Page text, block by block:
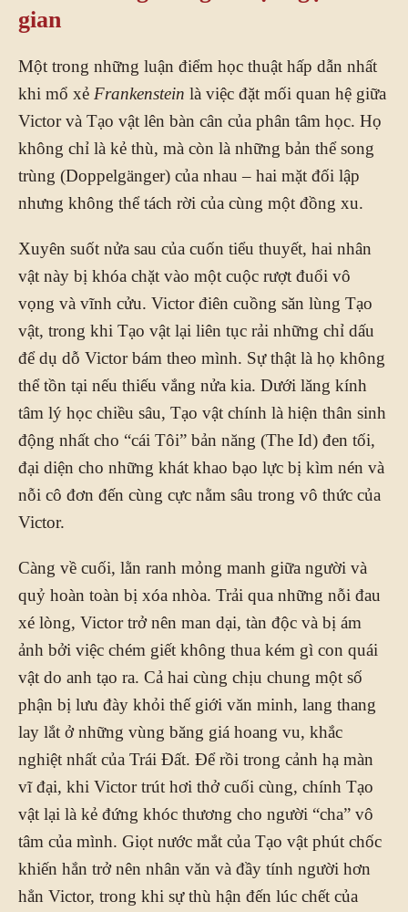
gian
Một trong những luận điểm học thuật hấp dẫn nhất
khi mổ xẻ Frankenstein là việc đặt mối quan hệ giữa
Victor và Tạo vật lên bàn cân của phân tâm học. Họ
không chỉ là kẻ thù, mà còn là những bản thể song
trùng (Doppelgänger) của nhau – hai mặt đối lập
nhưng không thể tách rời của cùng một đồng xu.
Xuyên suốt nửa sau của cuốn tiểu thuyết, hai nhân
vật này bị khóa chặt vào một cuộc rượt đuổi vô
vọng và vĩnh cửu. Victor điên cuồng săn lùng Tạo
vật, trong khi Tạo vật lại liên tục rải những chỉ dấu
để dụ dỗ Victor bám theo mình. Sự thật là họ không
thể tồn tại nếu thiếu vắng nửa kia. Dưới lăng kính
tâm lý học chiều sâu, Tạo vật chính là hiện thân sinh
động nhất cho “cái Tôi” bản năng (The Id) đen tối,
đại diện cho những khát khao bạo lực bị kìm nén và
nỗi cô đơn đến cùng cực nằm sâu trong vô thức của
Victor.
Càng về cuối, lằn ranh mỏng manh giữa người và
quỷ hoàn toàn bị xóa nhòa. Trải qua những nỗi đau
xé lòng, Victor trở nên man dại, tàn độc và bị ám
ảnh bởi việc chém giết không thua kém gì con quái
vật do anh tạo ra. Cả hai cùng chịu chung một số
phận bị lưu đày khỏi thế giới văn minh, lang thang
lay lắt ở những vùng băng giá hoang vu, khắc
nghiệt nhất của Trái Đất. Để rồi trong cảnh hạ màn
vĩ đại, khi Victor trút hơi thở cuối cùng, chính Tạo
vật lại là kẻ đứng khóc thương cho người “cha” vô
tâm của mình. Giọt nước mắt của Tạo vật phút chốc
khiến hắn trở nên nhân văn và đầy tính người hơn
hẳn Victor, trong khi sự thù hận đến lúc chết của